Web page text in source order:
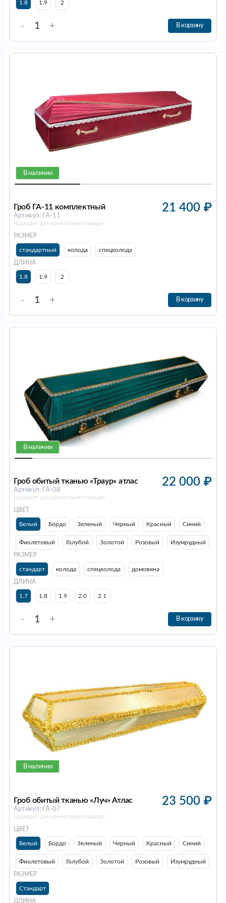
1.8 1.9 2
- + В корзину
В наличии
Гроб ГА-11 комплектный
Артикул: ГА-11
подходит для крематория стандарт
21 400 ₽
РАЗМЕР
стандартный колода спецколода
ДЛИНА
1.8 1.9 2
- + В корзину
В наличии
Гроб обитый тканью «Траур» атлас
Артикул: ГА-08
подходит для крематория стандарт
22 000 ₽
ЦВЕТ
Белый Бордо Зеленый Черный Красный Синий
Фиолетовый Голубой Золотой Розовый Изумрудный
РАЗМЕР
стандарт колода спецколода домовина
ДЛИНА
1.7 1.8 1.9 2.0 2.1
- + В корзину
В наличии
Гроб обитый тканью «Луч» Атлас
Артикул: ГА-07
подходит для крематория стандарт
23 500 ₽
ЦВЕТ
Белый Бордо Зеленый Черный Красный Синий
Фиолетовый Голубой Золотой Розовый Изумрудный
РАЗМЕР
Стандарт
ДЛИНА